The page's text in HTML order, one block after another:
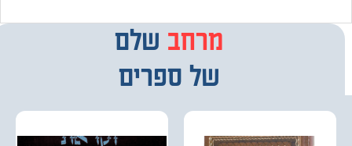
מרחב
מבחרשלם
של ספרים